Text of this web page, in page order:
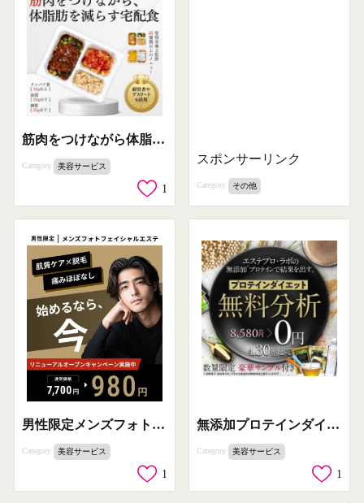
筋肉をつけながら体脂肪を減らす宅配食サービス
Category 美容サービス
1
スポンサーリンク
Category その他
男性限定メンズフォトフェイシャルエステのリニューアルキャンペーン
Category 美容サービス
1
無添加プロテインダイエット無料分析キャンペーン
Category 美容サービス
1